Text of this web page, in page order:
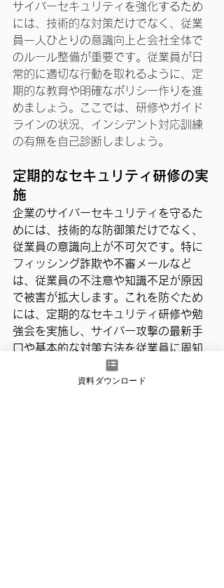
サイバーセキュリティを強化するため
には、技術的な対策だけでなく、従業
員一人ひとりの意識向上と会社全体で
のルール整備が重要です。従業員が日
常的に適切な行動を取れるように、定
期的な教育や明確なポリシー作りを進
めましょう。ここでは、研修やガイド
ラインの状況、インシデント対応訓練
の有無を自己診断しましょう。
定期的なセキュリティ研修の実
施
企業のサイバーセキュリティを守るた
めには、技術的な防御策だけでなく、
従業員の意識向上が不可欠です。特に
フィッシング詐欺や不審メールなど
は、従業員の不注意や知識不足が原因
で被害が拡大します。これを防ぐため
には、定期的なセキュリティ研修や勉
強会を実施し、サイバー攻撃の最新手
口や基本的な対策方法を従業員に周知
する必要があります。また、研修を一
度きりにするのではなく、定期的に繰
資料ダウンロード